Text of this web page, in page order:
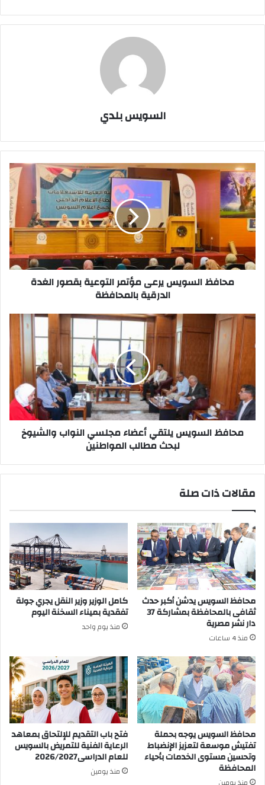
السويس بلدي
محافظ
السويس
يرعى
مؤتمر
التوعية
بقصور
الغدة
الدرقية
بالمحافظة
محافظ السويس يرعى مؤتمر التوعية بقصور الغدة
الدرقية بالمحافظة
محافظ
السويس
يلتقي
أعضاء
مجلسي
النواب
والشيوخ
لبحث
مطالب
المواطنين
محافظ السويس يلتقي أعضاء مجلسي النواب والشيوخ
لبحث مطالب المواطنين
مقالات ذات صلة
محافظ السويس يدشن أكبر حدث
ثقافى بالمحافظة بمشاركة 37
دار نشر مصرية
منذ 4 ساعات
كامل الوزير وزير النقل يجري جولة
تفقدية بميناء السخنة اليوم
منذ يوم واحد
محافظ السويس يوجه بحملة
تفتيش موسعة لتعزيز الإنضباط
وتحسين مستوى الخدمات بأحياء
المحافظة
فتح باب التقديم للإلتحاق بمعاهد
الرعاية الفنية للتمريض بالسويس
للعام الدراسى2026/2027
منذ يومين